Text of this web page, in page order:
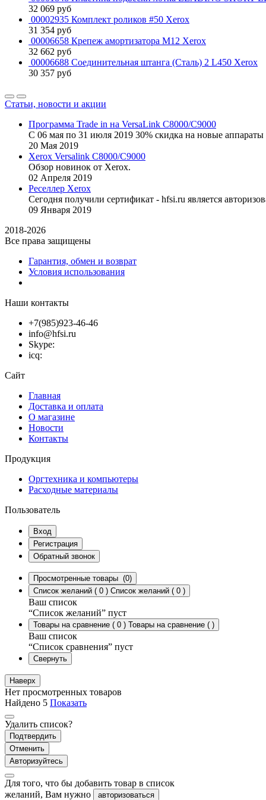
32 069 руб
00002935 Комплект роликов #50 Xerox
31 354 руб
00006658 Крепеж амортизатора М12 Xerox
32 662 руб
00006688 Соединительная штанга (Сталь) 2 L450 Xerox
30 357 руб
Статьи, новости и акции
Программа Trade in на VersaLink C8000/C9000
С 06 мая по 31 июля 2019 30% скидка на новые
20 Мая 2019
Xerox Versalink C8000/C9000
Обзор новинок от Xerox.
02 Апреля 2019
Реселлер Xerox
Сегодня получили сертификат - hfsi.ru является
09 Января 2019
2018-2026
Все права защищены
Гарантия, обмен и возврат
Условия использования
Наши контакты
+7(985)923-46-46
info@hfsi.ru
Skype:
icq:
Сайт
Главная
Доставка и оплата
О магазине
Новости
Контакты
Продукция
Оргтехника и компьютеры
Расходные материалы
Пользователь
Вход
Регистрация
Обратный звонок
Просмотренные товары (0)
Список желаний ( 0 ) Список желаний ( 0 )
Ваш список
“Список желаний” пуст
Товары на сравнение ( 0 ) Товары на сравнение ( )
Ваш список
“Список сравнения” пуст
Свернуть
Наверх
Нет просмотренных товаров
Найдено 5 Показать
Удалить список?
Подтвердить
Отменить
Авторизуйтесь
Для того, что бы добавить товар в список
желаний, Вам нужно
авторизоваться